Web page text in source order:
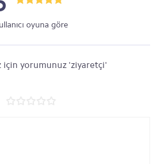
oyuna göre
için yorumunuz 'ziyaretçi'